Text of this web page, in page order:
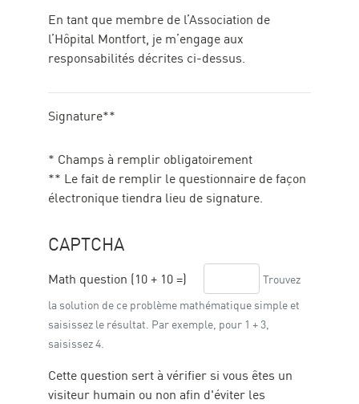
En tant que membre de l’Association de
l’Hôpital Montfort, je m’engage aux
responsabilités décrites ci-dessus.
Signature**
* Champs à remplir obligatoirement
** Le fait de remplir le questionnaire de façon
électronique tiendra lieu de signature.
CAPTCHA
Math question (10 + 10 =)
Trouvez
la solution de ce problème mathématique simple et
saisissez le résultat. Par exemple, pour 1 + 3,
saisissez 4.
Cette question sert à vérifier si vous êtes un
visiteur humain ou non afin d'éviter les